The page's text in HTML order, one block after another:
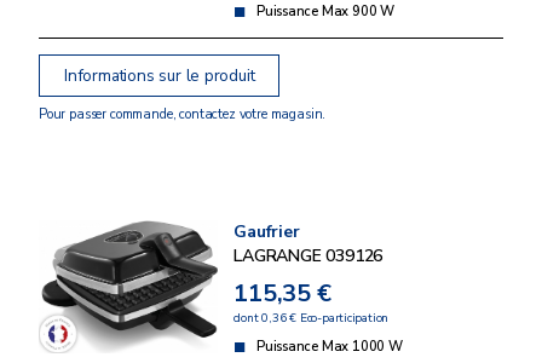
Puissance Max 900 W
Informations sur le produit
Pour passer commande, contactez votre magasin.
Gaufrier
LAGRANGE 039126
115,35 €
dont 0,36 € Eco-participation
Puissance Max 1000 W